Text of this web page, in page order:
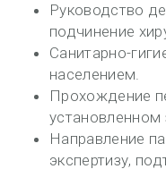
Руководство
подчинение
Санитарно-
населением.
Прохождение
Направление
экспертизу,